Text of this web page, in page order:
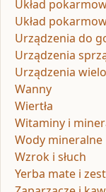
Układ
Układ
Urządzenia do
Urządzenia
Urządzenia
Wanny
Wiertła
Witaminy i
Wody mineralne
Wzrok i słuch
Yerba mate i